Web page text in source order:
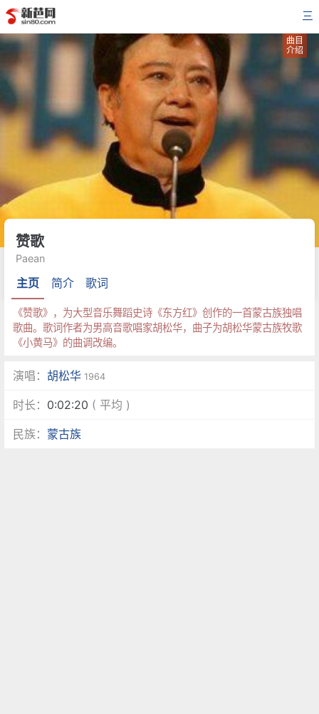
三
曲目
介绍
赞歌
Paean
主页 简介 歌词
《赞歌》，为大型音乐舞蹈史诗《东方红》创作的一首蒙古族独唱
歌曲。歌词作者为男高音歌唱家胡松华，曲子为胡松华蒙古族牧歌
《小黄马》的曲调改编。
演唱：胡松华 1964
时长： 0:02:20 ( 平均 )
民族：蒙古族